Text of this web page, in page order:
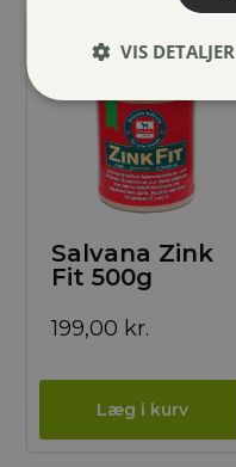
Salvana Zink
Fit 500g
199,00 kr.
VIS DETALJER